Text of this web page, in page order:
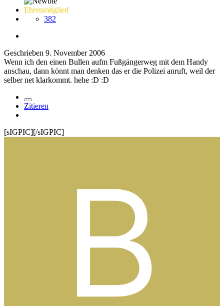
Ehrenmitglied
382
Geschrieben 9. November 2006
Wenn ich den einen Bullen aufm Fußgängerweg mit dem Handy
anschau, dann könnt man denken das er die Polizei anruft, weil der
selber net klarkommt. hehe :D :D
Zitieren
[sIGPIC][/sIGPIC]